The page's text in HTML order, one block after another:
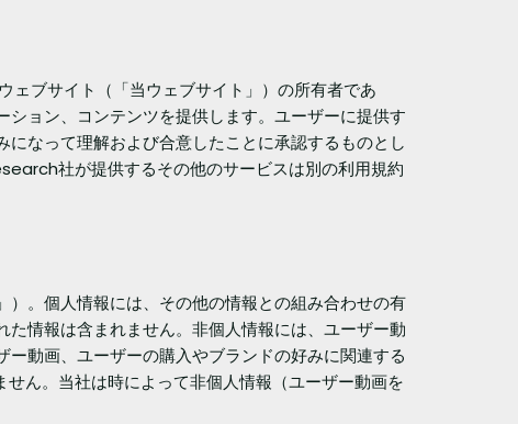
ブサイト（「当ウェブサイト」）の所有者であ
ョン、コンテンツを提供します。ユーザーに提供す
なって理解および合意したことに承認するものとし
社が提供するその他のサービスは別の利用規約
。個人情報には、その他の情報との組み合わせの有
情報は含まれません。非個人情報には、ユーザー動
動画、ユーザーの購入やブランドの好みに関連する
ん。当社は時によって非個人情報（ユーザー動画を